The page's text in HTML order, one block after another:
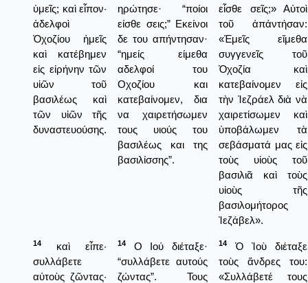
ὑμεῖς; καὶ εἶπον·
ἀδελφοὶ
Ὀχοζίου ἡμεῖς
καὶ κατέβημεν
εἰς εἰρήνην τῶν
υἱῶν τοῦ
βασιλέως καὶ
τῶν υἱῶν τῆς
δυναστευούσης.
ηρώτησε· “ποίοι
είσθε σεις;” Εκείνοι
δε του απήντησαν·
“ημείς είμεθα
αδελφοί του
Οχοζίου και
κατεβαίνομεν, δια
να χαιρετήσωμεν
τους υιούς του
βασιλέως και της
βασιλίσσης”.
εἶσθε σεῖς;» Αὐτοὶ
τοῦ ἀπάντήσαν:
«Ἐμεῖς εἴμεθα
συγγενεῖς τοῦ
Ὀχοζία καὶ
κατεβαίνομεν εἰς
τὴν Ἰεζράελ διὰ νὰ
χαιρετίσωμεν καὶ
ὑποβάλωμεν τὰ
σεβάσματά μας εἰς
τοὺς υἱοὺς τοῦ
βασιλιᾶ καὶ τοὺς
υἱοὺς τῆς
βασιλομήτορος
Ἰεζάβελ».
14
καὶ εἶπε·
συλλάβετε
αὐτοὺς ζῶντας·
14
Ο Ιού διέταξε·
“συλλάβετε αυτούς
ζώντας”. Τους
14
Ὁ Ἰοὺ διέταξε
τοὺς ἄνδρες του:
«Συλλάβετέ τους